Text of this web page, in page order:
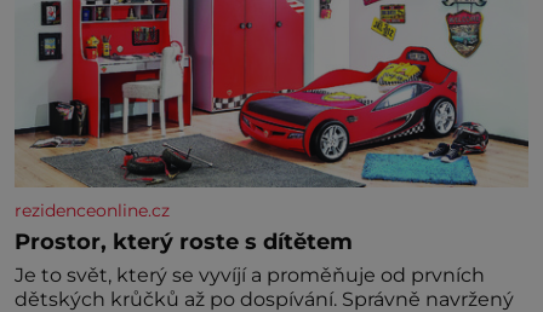
rezidenceonline.cz
Prostor, který roste s dítětem
Je to svět, který se vyvíjí a proměňuje od prvních
dětských krůčků až po dospívání. Správně navržený